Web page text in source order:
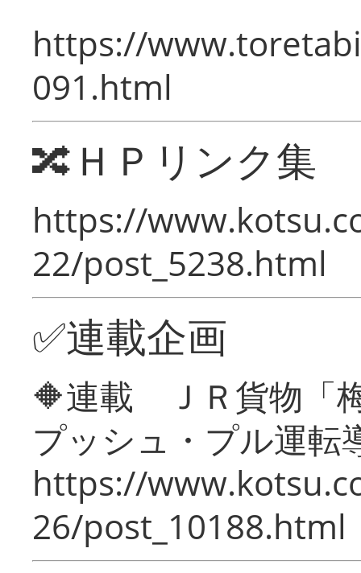
https://
091.html
🔀ＨＰリンク集
https://
22/post_5238.html
✅連載企画
🔶連載 ＪＲ貨物「
プッシュ・プル運転
https://
26/post_10188.html